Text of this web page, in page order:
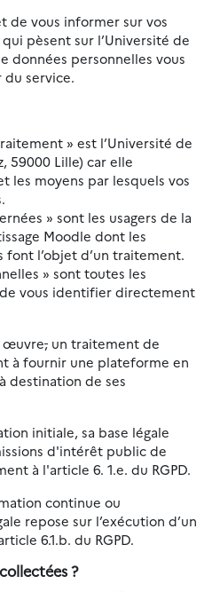
vous informer sur vos
pèsent sur l’Université de
données personnelles vous
du service.
» est l’Université de
59000 Lille) car elle
les moyens par lesquels vos
» sont les usagers de la
Moodle dont les
font l’objet d’un traitement.
» sont toutes les
vous identifier directement
œuvre, un traitement de
à fournir une plateforme en
destination de ses
initiale, sa base légale
d'intérêt public de
à l'article 6. 1.e. du RGPD.
continue ou
repose sur l’exécution d’un
6.1.b. du RGPD.
?